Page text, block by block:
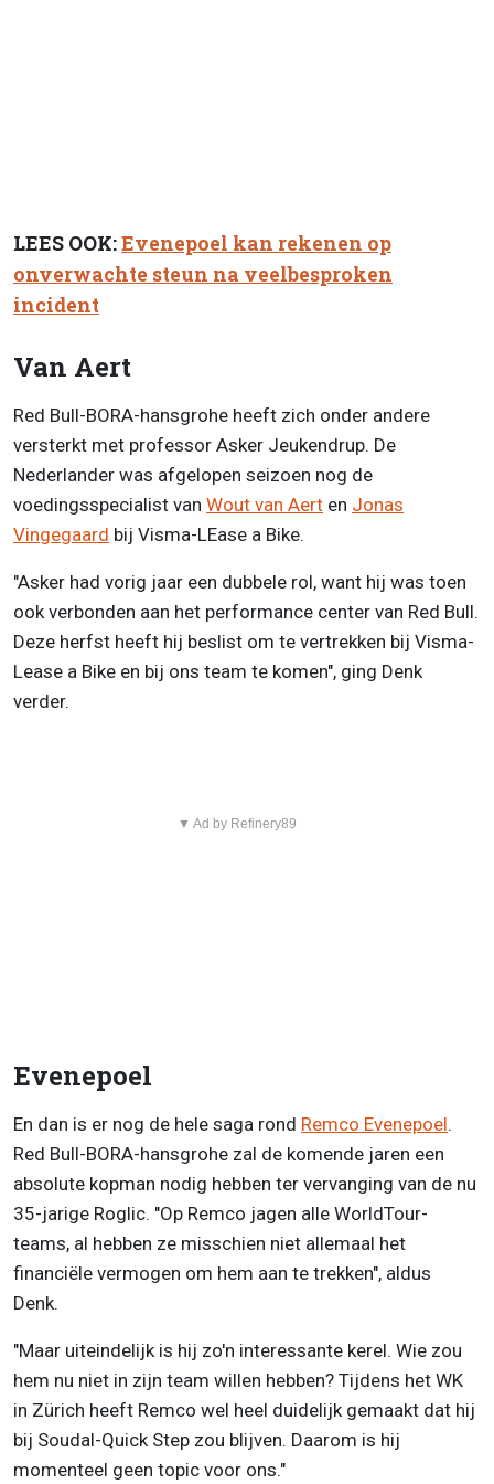
LEES OOK:Evenepoel kan rekenen op
onverwachte steun na veelbesproken
incident
Van Aert
Red Bull-BORA-hansgrohe heeft zich onder andere
versterkt met professor Asker Jeukendrup. De
Nederlander was afgelopen seizoen nog de
voedingsspecialist van Wout van Aert en Jonas
Vingegaard bij Visma-LEase a Bike.
"Asker had vorig jaar een dubbele rol, want hij was toen
ook verbonden aan het performance center van Red Bull.
Deze herfst heeft hij beslist om te vertrekken bij Visma-
Lease a Bike en bij ons team te komen", ging Denk
verder.
▼ Ad by Refinery89
Evenepoel
En dan is er nog de hele saga rond Remco Evenepoel.
Red Bull-BORA-hansgrohe zal de komende jaren een
absolute kopman nodig hebben ter vervanging van de nu
35-jarige Roglic. "Op Remco jagen alle WorldTour-
teams, al hebben ze misschien niet allemaal het
financiële vermogen om hem aan te trekken", aldus
Denk.
"Maar uiteindelijk is hij zo'n interessante kerel. Wie zou
hem nu niet in zijn team willen hebben? Tijdens het WK
in Zürich heeft Remco wel heel duidelijk gemaakt dat hij
bij Soudal-Quick Step zou blijven. Daarom is hij
momenteel geen topic voor ons."